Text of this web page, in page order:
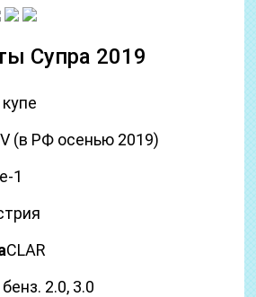
Супра 2019
купе
V (в РФ осенью 2019)
1
CLAR
бенз. 2.0, 3.0